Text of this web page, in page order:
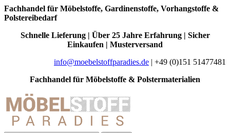
Fachhandel für Möbelstoffe, Gardinenstoffe, Vorhangstoffe &
Polstereibedarf
Schnelle Lieferung | Über 25 Jahre Erfahrung | Sicher
Einkaufen | Musterversand
info@moebelstoffparadies.de | +49 (0)151 51477481
Fachhandel für Möbelstoffe & Polstermaterialien